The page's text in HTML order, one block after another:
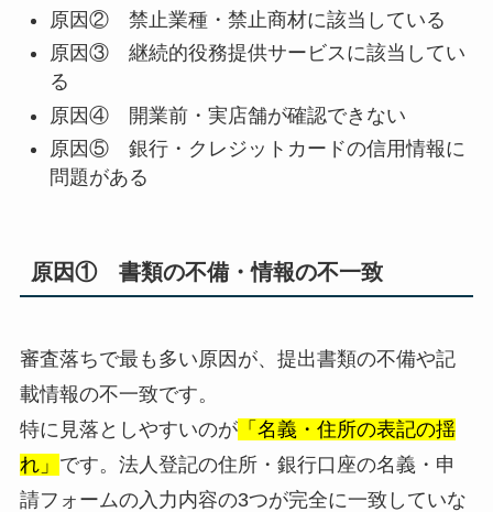
原因② 禁止業種・禁止商材に該当している
原因③ 継続的役務提供サービスに該当してい
る
原因④ 開業前・実店舗が確認できない
原因⑤ 銀行・クレジットカードの信用情報に
問題がある
原因① 書類の不備・情報の不一致
審査落ちで最も多い原因が、提出書類の不備や記
載情報の不一致です。
特に見落としやすいのが「名義・住所の表記の揺
れ」 です。法人登記の住所・銀行口座の名義・申
請フォームの入力内容の3つが完全に一致していな